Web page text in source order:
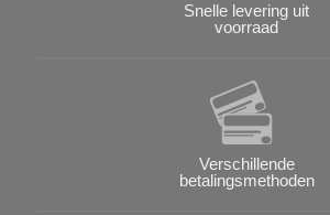
Snelle levering uit
voorraad
Verschillende
betalingsmethoden